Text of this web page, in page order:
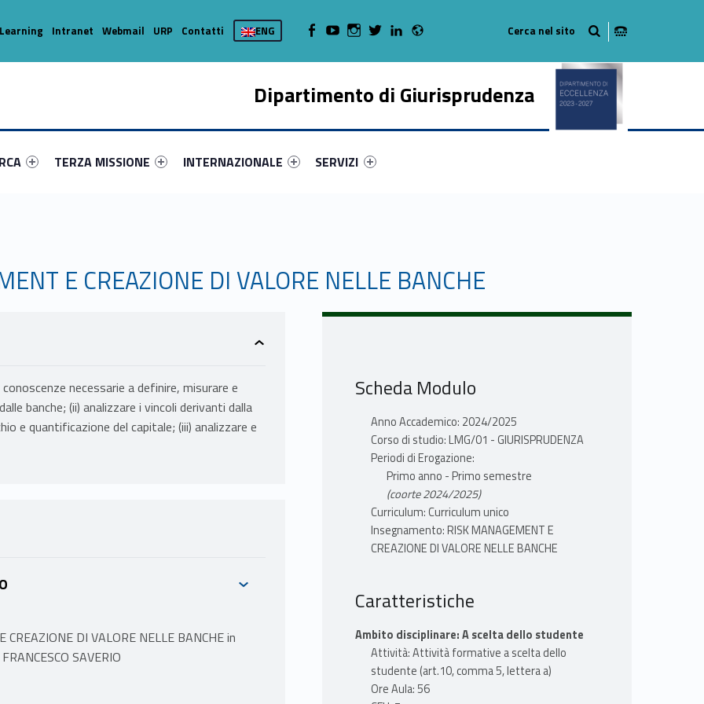
Dipartimento di Giurisprudenza
primary-10839-16
#link-menu-primary-10909-37
Link identifier #link-menu-primary-14402-45
TERZA MISSIONE
Link identifier #link-menu-primary-71850-50
INTERNAZIONALE
Link identifier #link-menu-primary-87118-62
SERVIZI
Intranet Webmail URP Contatti ENG WebMan on Facebook
WebMan on YoutubeWebMan on Instagram
WebMan on TwitterWebMan on LinkedIn
E CREAZIONE DI VALORE NELLE BANCHE
necessarie a definire, misurare e
banche; (ii) analizzare i vincoli derivanti dalla
e quantificazione del capitale; (iii) analizzare e
DI VALORE NELLE BANCHE in
SAVERIO
Scheda Modulo
Anno Accademico: 2024/2025
Corso di studio: LMG/01 - GIURISPRUDENZA
Periodi di Erogazione:
Primo anno - Primo semestre
(coorte 2024/2025)
Curriculum: Curriculum unico
Insegnamento: RISK MANAGEMENT E
CREAZIONE DI VALORE NELLE BANCHE
Caratteristiche
Ambito disciplinare: A scelta dello studente
Attività: Attività formative a scelta dello
studente (art.10, comma 5, lettera a)
Ore Aula: 56